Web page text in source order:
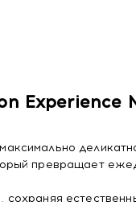
превращает